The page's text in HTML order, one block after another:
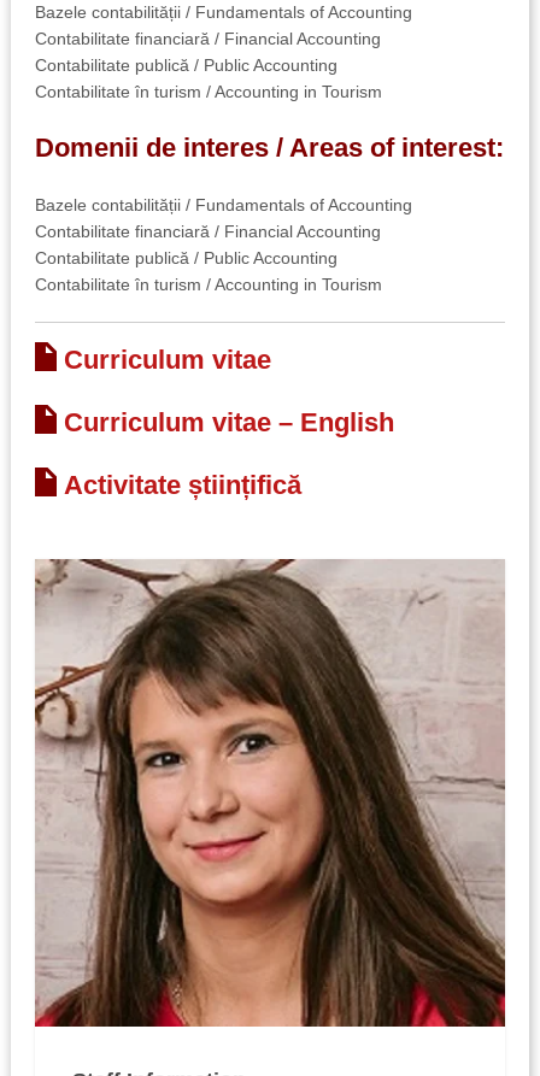
Bazele contabilității / Fundamentals of Accounting
Contabilitate financiară / Financial Accounting
Contabilitate publică / Public Accounting
Contabilitate în turism / Accounting in Tourism
Domenii de interes / Areas of interest:
Bazele contabilității / Fundamentals of Accounting
Contabilitate financiară / Financial Accounting
Contabilitate publică / Public Accounting
Contabilitate în turism / Accounting in Tourism
Curriculum vitae
Curriculum vitae – English
Activitate științifică